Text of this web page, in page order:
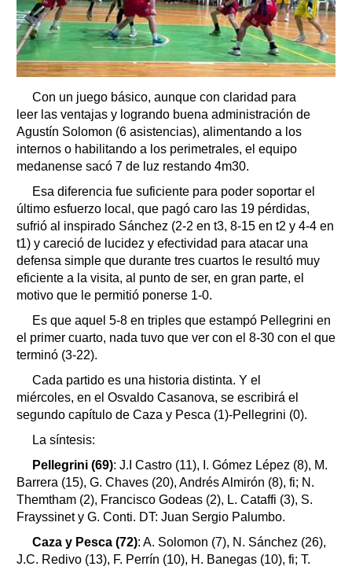
Con un juego básico, aunque con claridad para
leer las ventajas y logrando buena administración de
Agustín Solomon (6 asistencias), alimentando a los
internos o habilitando a los perimetrales, el equipo
medanense sacó 7 de luz restando 4m30.
Esa diferencia fue suficiente para poder soportar el
último esfuerzo local, que pagó caro las 19 pérdidas,
sufrió al inspirado Sánchez (2-2 en t3, 8-15 en t2 y 4-4 en
t1) y careció de lucidez y efectividad para atacar una
defensa simple que durante tres cuartos le resultó muy
eficiente a la visita, al punto de ser, en gran parte, el
motivo que le permitió ponerse 1-0.
Es que aquel 5-8 en triples que estampó Pellegrini en
el primer cuarto, nada tuvo que ver con el 8-30 con el que
terminó (3-22).
Cada partido es una historia distinta. Y el
miércoles, en el Osvaldo Casanova, se escribirá el
segundo capítulo de Caza y Pesca (1)-Pellegrini (0).
La síntesis:
Pellegrini (69): J.I Castro (11), I. Gómez Lépez (8), M.
Barrera (15), G. Chaves (20), Andrés Almirón (8), fi; N.
Themtham (2), Francisco Godeas (2), L. Cataffi (3), S.
Frayssinet y G. Conti. DT: Juan Sergio Palumbo.
Caza y Pesca (72): A. Solomon (7), N. Sánchez (26),
J.C. Redivo (13), F. Perrín (10), H. Banegas (10), fi; T.